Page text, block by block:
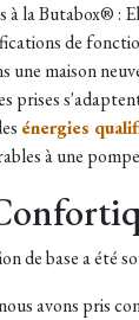
à la Butabox®
de
une maison
prises
énergies
à une
de base a été
avons pris